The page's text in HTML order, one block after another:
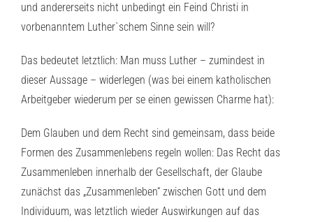
und andererseits nicht unbedingt ein Feind Christi in
vorbenanntem Luther`schem Sinne sein will?
Das bedeutet letztlich: Man muss Luther – zumindest in
dieser Aussage – widerlegen (was bei einem katholischen
Arbeitgeber wiederum per se einen gewissen Charme hat):
Dem Glauben und dem Recht sind gemeinsam, dass beide
Formen des Zusammenlebens regeln wollen: Das Recht das
Zusammenleben innerhalb der Gesellschaft, der Glaube
zunächst das „Zusammenleben“ zwischen Gott und dem
Individuum, was letztlich wieder Auswirkungen auf das